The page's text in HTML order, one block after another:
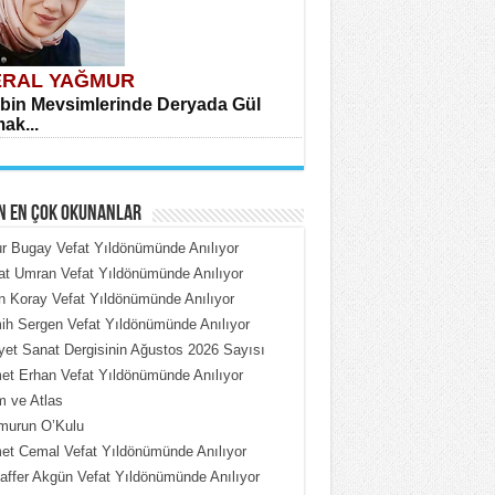
YAĞMUR
Mevsimlerinde Deryada Gül
ÇOBAN
Put Dışardaki Maskeler...
EN ÇOK OKUNANLAR
Bugay Vefat Yıldönümünde Anılıyor
Umran Vefat Yıldönümünde Anılıyor
Koray Vefat Yıldönümünde Anılıyor
Sergen Vefat Yıldönümünde Anılıyor
Sanat Dergisinin Ağustos 2026 Sayısı
Erhan Vefat Yıldönümünde Anılıyor
ve Atlas
O’Kulu
Cemal Vefat Yıldönümünde Anılıyor
Akgün Vefat Yıldönümünde Anılıyor